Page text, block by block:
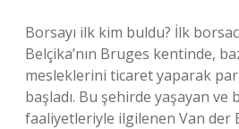
Borsayı ilk kim buldu? İlk
Belçika’nın Bruges kentinde,
mesleklerini ticaret yaparak
başladı. Bu şehirde yaşayan ve
faaliyetleriyle ilgilenen Van der